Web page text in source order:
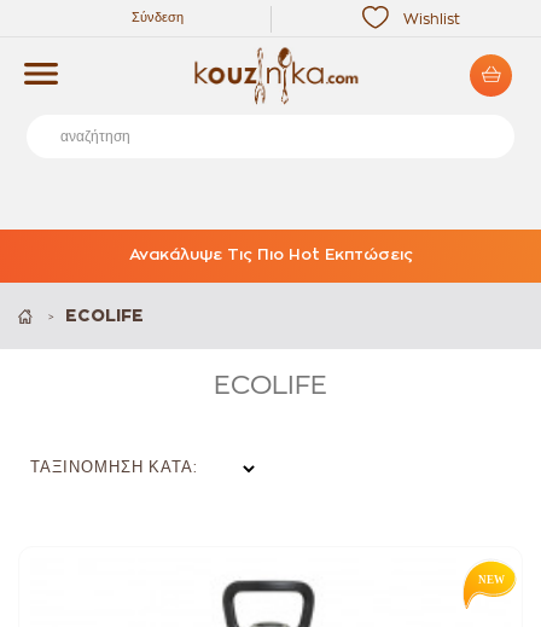
Wishlist
Σύνδεση
Ανακάλυψε Τις Πιο Hot Εκπτώσεις
> ECOLIFE
ECOLIFE
ΤΑΞΙΝΌΜΗΣΗ ΚΑΤΆ: